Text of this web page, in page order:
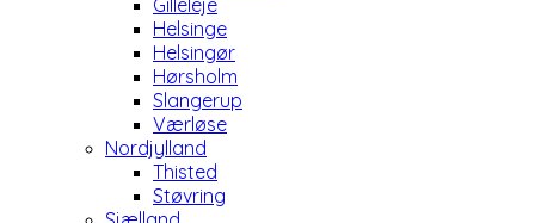
Gilleleje
Helsinge
Helsingør
Hørsholm
Slangerup
Værløse
Nordjylland
Thisted
Støvring